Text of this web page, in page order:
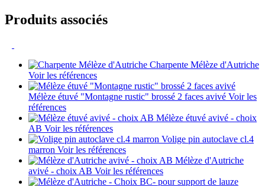
Produits associés
Charpente Mélèze d'Autriche
Voir les références
Mélèze étuvé "Montagne rustic" brossé 2 faces avivé Voir les
références
Mélèze étuvé avivé - choix
AB Voir les références
Volige pin autoclave cl.4
marron Voir les références
Mélèze d'Autriche
avivé - choix AB Voir les références